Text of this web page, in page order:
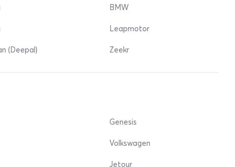
(Deepal)
BMW
Leapmotor
Zeekr
Genesis
Volkswagen
Jetour